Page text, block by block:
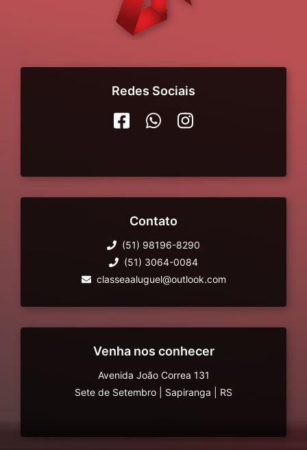
Redes Sociais
Contato
(51) 98196-8290
(51) 3064-0084
classeaaluguel@outlook.com
Venha nos conhecer
Avenida João Correa 131
Sete de Setembro
Sapiranga RS